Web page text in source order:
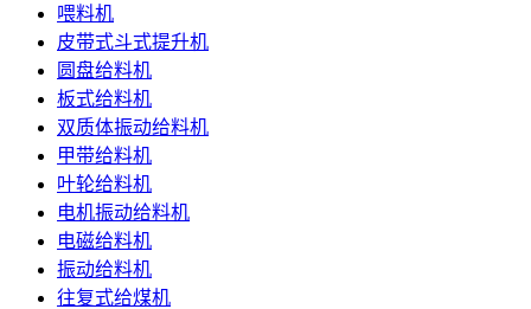
喂料机
皮带式斗式提升机
圆盘给料机
板式给料机
双质体振动给料机
甲带给料机
叶轮给料机
电机振动给料机
电磁给料机
振动给料机
往复式给煤机